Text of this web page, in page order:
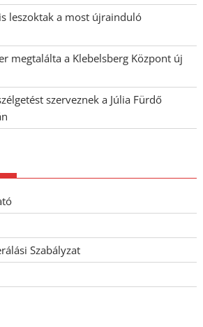
leszoktak a most újrainduló
megtalálta a Klebelsberg Központ új
szerveznek a Júlia Fürdő
Szabályzat